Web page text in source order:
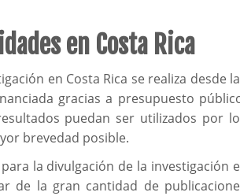
en Costa Rica
en Costa Rica se realiza desde
gracias a presupuesto
puedan ser utilizados por
brevedad posible.
la divulgación de la investigación
de la gran cantidad de